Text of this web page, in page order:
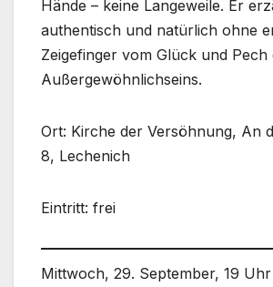
Hände – keine Langeweile. Er
authentisch und natürlich ohne
Zeigefinger vom Glück und Pech
Außergewöhnlichseins.
Ort: Kirche der Versöhnung, An
8, Lechenich
Eintritt: frei
Mittwoch, 29. September, 19 Uhr